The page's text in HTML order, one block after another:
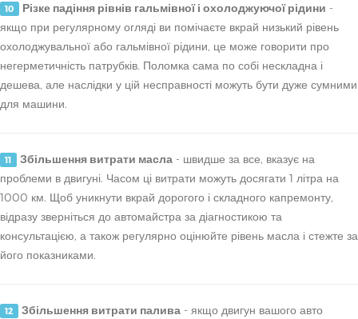
10 Різке падіння рівнів гальмівної і охолоджуючої рідини -
якщо при регулярному огляді ви помічаєте вкрай низький рівень
охолоджувальної або гальмівної рідини, це може говорити про
негерметичність патрубків. Поломка сама по собі нескладна і
дешева, але наслідки у цій несправності можуть бути дуже сумними
для машини.
11 Збільшення витрати масла- швидше за все, вказує на
проблеми в двигуні. Часом ці витрати можуть досягати 1 літра на
1000 км. Щоб уникнути вкрай дорогого і складного капремонту,
відразу зверніться до автомайстра за діагностикою та
консультацією, а також регулярно оцінюйте рівень масла і стежте за
його показниками.
12 Збільшення витрати палива- якщо двигун вашого авто